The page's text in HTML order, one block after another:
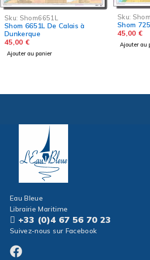
De Calais à
Shom7258L
Shom 7258L Abords
Ajouter au panier
Eau Bleue
Librairie Maritime
+33 (0)4 67 56 70 23
Suivez-nous sur Facebook